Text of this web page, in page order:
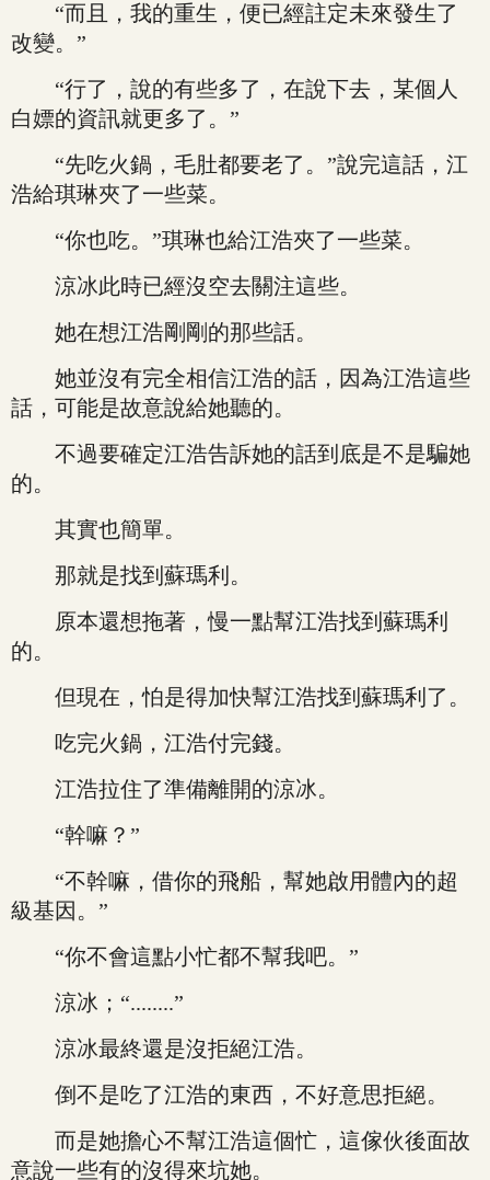
“而且，我的重生，便已經註定未來發生了
改變。”
“行了，說的有些多了，在說下去，某個人
白嫖的資訊就更多了。”
“先吃火鍋，毛肚都要老了。”說完這話，江
浩給琪琳夾了一些菜。
“你也吃。”琪琳也給江浩夾了一些菜。
涼冰此時已經沒空去關注這些。
她在想江浩剛剛的那些話。
她並沒有完全相信江浩的話，因為江浩這些
話，可能是故意說給她聽的。
不過要確定江浩告訴她的話到底是不是騙她
的。
其實也簡單。
那就是找到蘇瑪利。
原本還想拖著，慢一點幫江浩找到蘇瑪利
的。
但現在，怕是得加快幫江浩找到蘇瑪利了。
吃完火鍋，江浩付完錢。
江浩拉住了準備離開的涼冰。
“幹嘛？”
“不幹嘛，借你的飛船，幫她啟用體內的超
級基因。”
“你不會這點小忙都不幫我吧。”
涼冰；“........”
涼冰最終還是沒拒絕江浩。
倒不是吃了江浩的東西，不好意思拒絕。
而是她擔心不幫江浩這個忙，這傢伙後面故
意說一些有的沒得來坑她。